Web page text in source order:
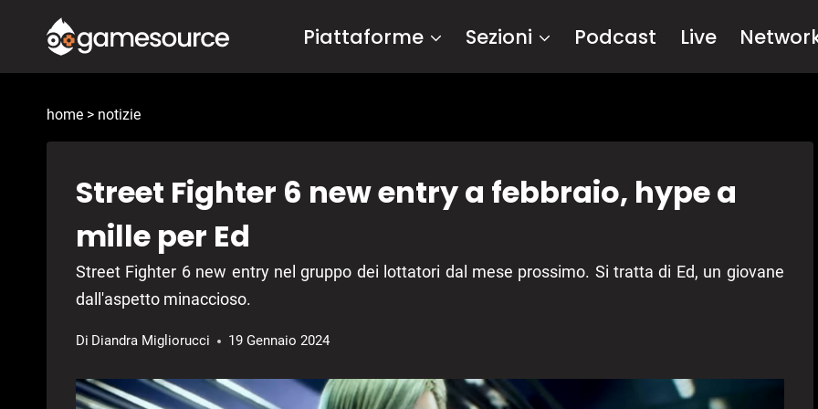
contenuto
Piattaforme Sezioni Podcast Live
home > notizie
Street Fighter 6 new entry a febbraio, hype a
mille per Ed
Street Fighter 6 new entry nel gruppo dei lottatori dal mese prossimo. Si tratta di Ed, un giovane
dall'aspetto minaccioso.
Di Diandra Migliorucci 19 Gennaio 2024